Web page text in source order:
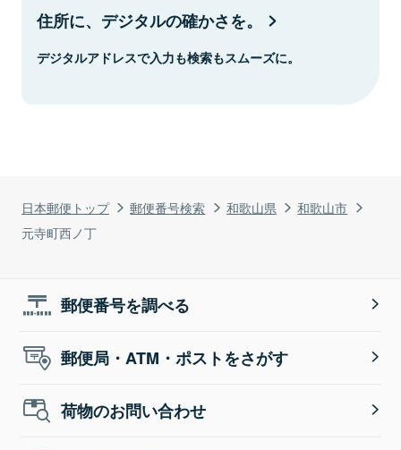
日本郵便トップ 郵便番号検索 和歌山県
和歌山市
元寺町西ノ丁
住所に、デジタルの確かさを。
デジタルアドレスで入力も検索もスムーズに。
郵便番号を調べる
郵便局・ATM・ポストをさがす
荷物のお問い合わせ